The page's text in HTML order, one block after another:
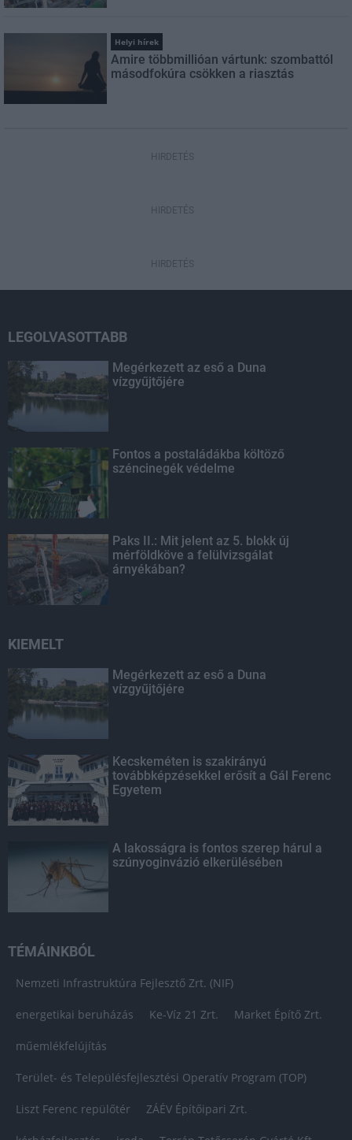
Helyi hírek
Amire többmillióan vártunk: szombattól
másodfokúra csökken a riasztás
HIRDETÉS
HIRDETÉS
HIRDETÉS
LEGOLVASOTTABB
Megérkezett az eső a Duna
vízgyűjtőjére
Fontos a postaládákba költöző
széncinegék védelme
Paks II.: Mit jelent az 5. blokk új
mérföldköve a felülvizsgálat
árnyékában?
KIEMELT
Megérkezett az eső a Duna
vízgyűjtőjére
Kecskeméten is szakirányú
továbbképzésekkel erősít a Gál Ferenc
Egyetem
A lakosságra is fontos szerep hárul a
szúnyoginvázió elkerülésében
TÉMÁINKBÓL
Nemzeti Infrastruktúra Fejlesztő Zrt. (NIF)
energetikai beruházás Ke-Víz 21 Zrt. Market Építő Zrt.
műemlékfelújítás
Terület- és Településfejlesztési Operatív Program (TOP)
Liszt Ferenc repülőtér ZÁÉV Építőipari Zrt.